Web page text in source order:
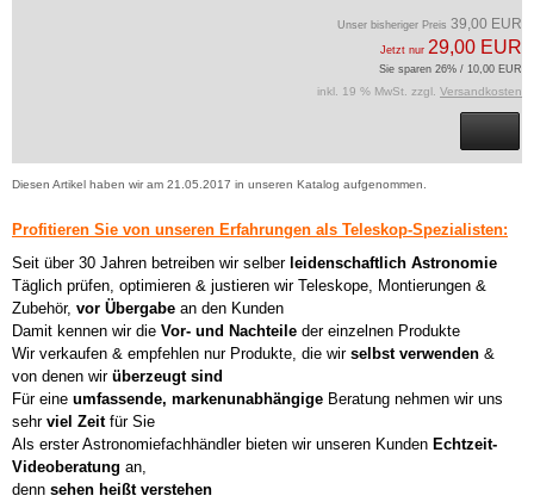
Unser bisheriger Preis 39,00 EUR
Jetzt nur 29,00 EUR
Sie sparen 26% / 10,00 EUR
inkl. 19 % MwSt. zzgl. Versandkosten
Diesen Artikel haben wir am 21.05.2017 in unseren Katalog aufgenommen.
Profitieren Sie von unseren Erfahrungen als Teleskop-Spezialisten:
Seit über 30 Jahren betreiben wir selber leidenschaftlich Astronomie
Täglich prüfen, optimieren & justieren wir Teleskope, Montierungen &
Zubehör, vor Übergabe an den Kunden
Damit kennen wir die Vor- und Nachteile der einzelnen Produkte
Wir verkaufen & empfehlen nur Produkte, die wir selbst verwenden &
von denen wir überzeugt sind
Für eine umfassende, markenunabhängige Beratung nehmen wir uns
sehr viel Zeitfür Sie
Als erster Astronomiefachhändler bieten wir unseren Kunden Echtzeit-
Videoberatung an,
denn sehen heißt verstehen